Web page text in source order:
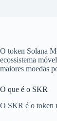
O token Solana
ecossistema
maiores moedas
O que é o SKR
O SKR é o token